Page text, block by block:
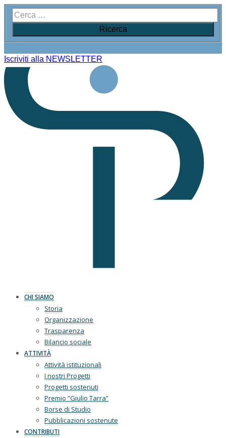
Iscriviti alla NEWSLETTER
CHI SIAMO
Storia
Organizzazione
Trasparenza
Bilancio sociale
ATTIVITÀ
Attività istituzionali
I nostri Progetti
Progetti sostenuti
Premio “Giulio Tarra”
Borse di Studio
Pubblicazioni sostenute
CONTRIBUTI